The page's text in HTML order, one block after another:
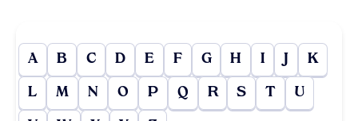
A B C D E F G H I J K
L M N O P Q R S T U